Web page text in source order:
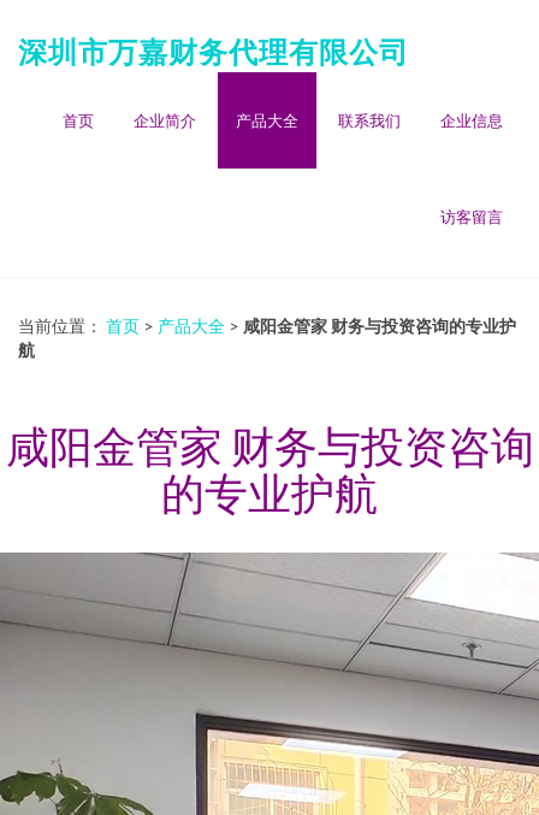
深圳市万嘉财务代理有限公司
首页 企业简介 产品大全 联系我们 企业信息
访客留言
当前位置： 首页 > 产品大全 > 咸阳金管家 财务与投资咨询的专业护
航
咸阳金管家 财务与投资咨询
的专业护航